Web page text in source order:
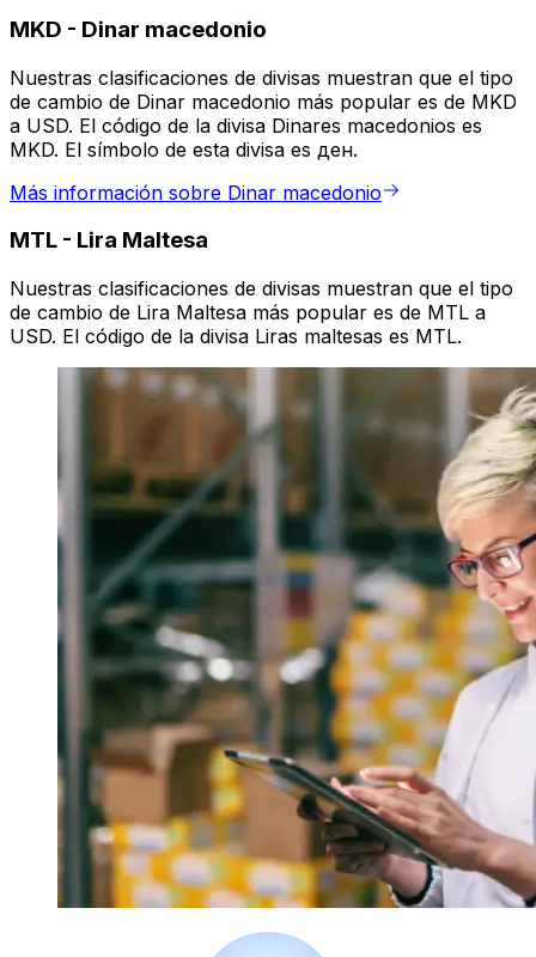
MKD - Dinar macedonio
Nuestras clasificaciones de divisas muestran que el tipo
de cambio de Dinar macedonio más popular es de MKD
a USD. El código de la divisa Dinares macedonios es
MKD. El símbolo de esta divisa es ден.
Más información sobre Dinar macedonio
MTL - Lira Maltesa
Nuestras clasificaciones de divisas muestran que el tipo
de cambio de Lira Maltesa más popular es de MTL a
USD. El código de la divisa Liras maltesas es MTL.